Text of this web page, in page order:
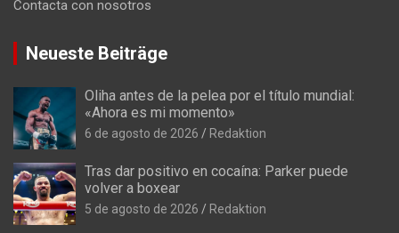
Contacta con nosotros
Neueste Beiträge
Oliha antes de la pelea por el título mundial:
«Ahora es mi momento»
6 de agosto de 2026 Redaktion
Tras dar positivo en cocaína: Parker puede
volver a boxear
5 de agosto de 2026 Redaktion